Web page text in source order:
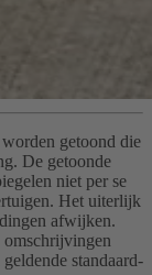
getoond die
De getoonde
niet per se
Het uiterlijk
afwijken.
standaard-